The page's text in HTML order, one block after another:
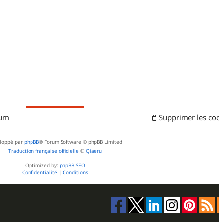
Supprimer les
par phpBB® Forum Software © phpBB Limited
Traduction française officielle © Qiaeru
Optimized by: phpBB SEO
Confidentialité | Conditions